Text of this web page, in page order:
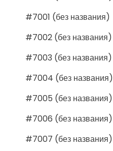
#7001 (без названия)
#7002 (без названия)
#7003 (без названия)
#7004 (без названия)
#7005 (без названия)
#7006 (без названия)
#7007 (без названия)